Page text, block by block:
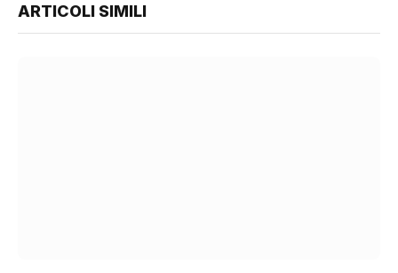
ARTICOLI SIMILI